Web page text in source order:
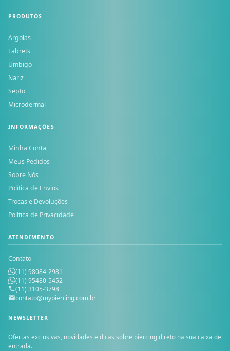
PRODUTOS
Argolas
Labrets
Umbigo
Nariz
Septo
Microdermal
INFORMAÇÕES
Minha Conta
Meus Pedidos
Sobre Nós
Política de Envios
Trocas e Devoluções
Política de Privacidade
ATENDIMENTO
Contato
(11) 98084-2981
(11) 95480-5452
(11) 3105-3798
contato@mypiercing.com.br
NEWSLETTER
Ofertas exclusivas, novidades e dicas sobre piercing direto na sua caixa de
entrada.